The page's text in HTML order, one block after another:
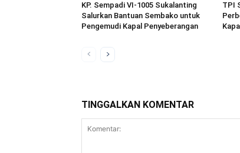
KP. Sempadi VI-1005 Sukalanting
Salurkan Bantuan Sembako untuk
Pengemudi Kapal Penyeberangan
TPI
Kapal
TINGGALKAN KOMENTAR